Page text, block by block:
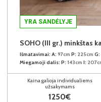
YRA SANDĖLYJE
SOHO (III gr.) minkštas
Išmatavimai: A: 97cm P: 225cm G:
Miegamoji dalis: P: 143cm I:
Kaina galioja individualiems
užsakymams
1250€